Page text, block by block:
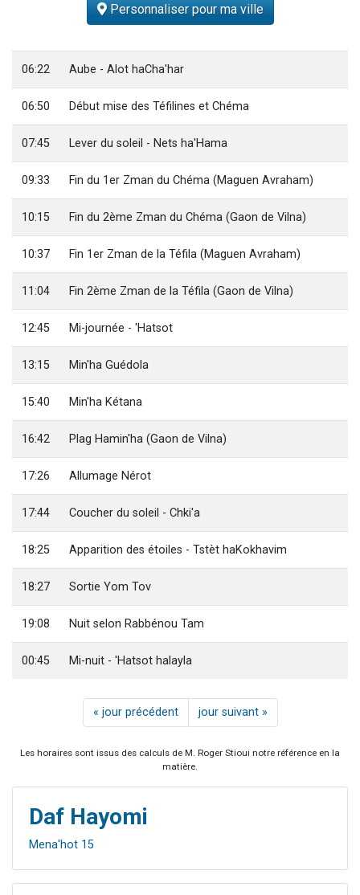
Il reste 49 places pour étudier en groupe sur Zoom
12 nouvelles musiques dans Torah-Box Music
Personnaliser pour ma ville
06:22 Aube - Alot haCha'har
06:50 Début mise des Téfilines et Chéma
07:45 Lever du soleil - Nets ha'Hama
09:33 Fin du 1er Zman du Chéma (Maguen Avraham)
10:15 Fin du 2ème Zman du Chéma (Gaon de Vilna)
10:37 Fin 1er Zman de la Téfila (Maguen Avraham)
11:04 Fin 2ème Zman de la Téfila (Gaon de Vilna)
12:45 Mi-journée - 'Hatsot
13:15 Min'ha Guédola
15:40 Min'ha Kétana
16:42 Plag Hamin'ha (Gaon de Vilna)
17:26 Allumage Nérot
17:44 Coucher du soleil - Chki'a
18:25 Apparition des étoiles - Tstèt haKokhavim
18:27 Sortie Yom Tov
19:08 Nuit selon Rabbénou Tam
00:45 Mi-nuit - 'Hatsot halayla
« jour précédent jour suivant »
Les horaires sont issus des calculs de M. Roger Stioui notre référence en la
matière.
Daf Hayomi
Mena'hot 15